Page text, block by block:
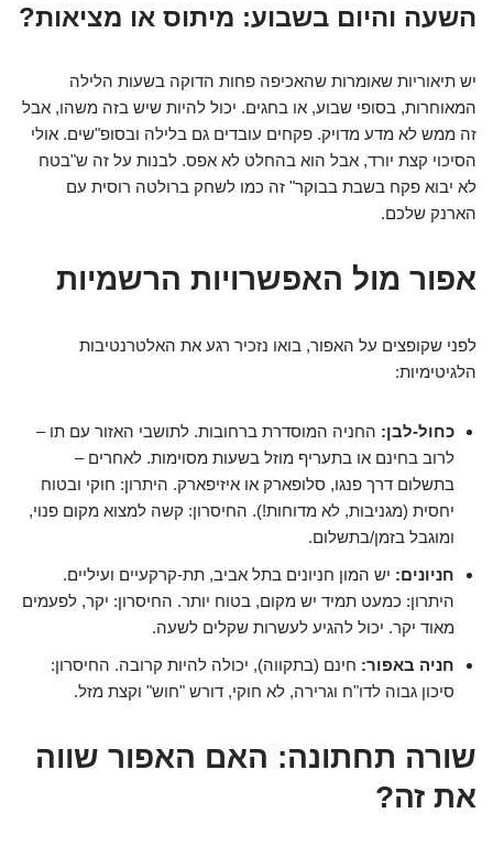
השעה והיום בשבוע: מיתוס או מציאות?
יש תיאוריות שאומרות שהאכיפה פחות הדוקה בשעות הלילה
המאוחרות, בסופי שבוע, או בחגים. יכול להיות שיש בזה משהו, אבל
זה ממש לא מדע מדויק. פקחים עובדים גם בלילה ובסופ"שים. אולי
הסיכוי קצת יורד, אבל הוא בהחלט לא אפס. לבנות על זה ש"בטח
לא יבוא פקח בשבת בבוקר" זה כמו לשחק ברולטה רוסית עם
הארנק שלכם.
אפור מול האפשרויות הרשמיות
לפני שקופצים על האפור, בואו נזכיר רגע את האלטרנטיבות
הלגיטימיות:
כחול-לבן: החניה המוסדרת ברחובות. לתושבי האזור עם תו –
לרוב בחינם או בתעריף מוזל בשעות מסוימות. לאחרים –
בתשלום דרך פנגו, סלופארק או איזיפארק. היתרון: חוקי ובטוח
יחסית (מגניבות, לא מדוחות!). החיסרון: קשה למצוא מקום פנוי,
ומוגבל בזמן/בתשלום.
חניונים: יש המון חניונים בתל אביב, תת-קרקעיים ועיליים.
היתרון: כמעט תמיד יש מקום, בטוח יותר. החיסרון: יקר, לפעמים
מאוד יקר. יכול להגיע לעשרות שקלים לשעה.
חניה באפור: חינם (בתקווה), יכולה להיות קרובה. החיסרון:
סיכון גבוה לדו"ח וגרירה, לא חוקי, דורש "חוש" וקצת מזל.
שורה תחתונה: האם האפור שווה
את זה?